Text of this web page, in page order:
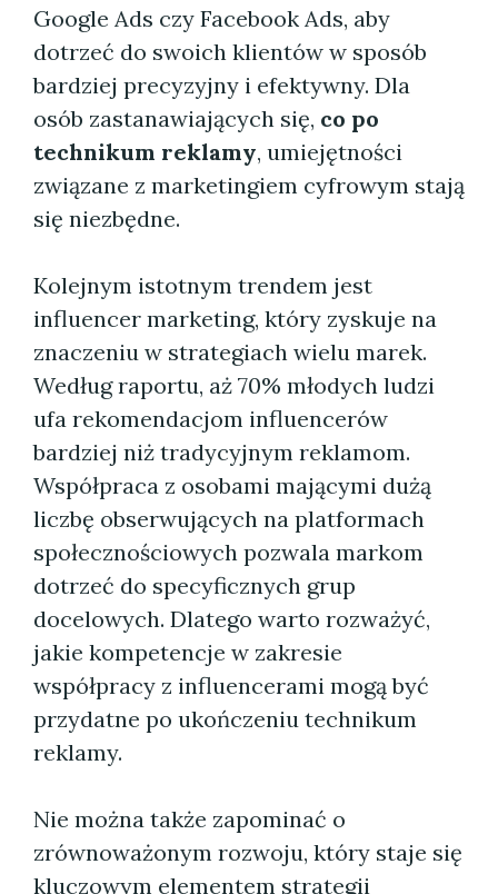
Google Ads czy Facebook Ads, aby
dotrzeć do swoich klientów w sposób
bardziej precyzyjny i efektywny. Dla
osób zastanawiających się, co po
technikum reklamy, umiejętności
związane z marketingiem cyfrowym stają
się niezbędne.
Kolejnym istotnym trendem jest
influencer marketing, który zyskuje na
znaczeniu w strategiach wielu marek.
Według raportu, aż 70% młodych ludzi
ufa rekomendacjom influencerów
bardziej niż tradycyjnym reklamom.
Współpraca z osobami mającymi dużą
liczbę obserwujących na platformach
społecznościowych pozwala markom
dotrzeć do specyficznych grup
docelowych. Dlatego warto rozważyć,
jakie kompetencje w zakresie
współpracy z influencerami mogą być
przydatne po ukończeniu technikum
reklamy.
Nie można także zapominać o
zrównoważonym rozwoju, który staje się
kluczowym elementem strategii